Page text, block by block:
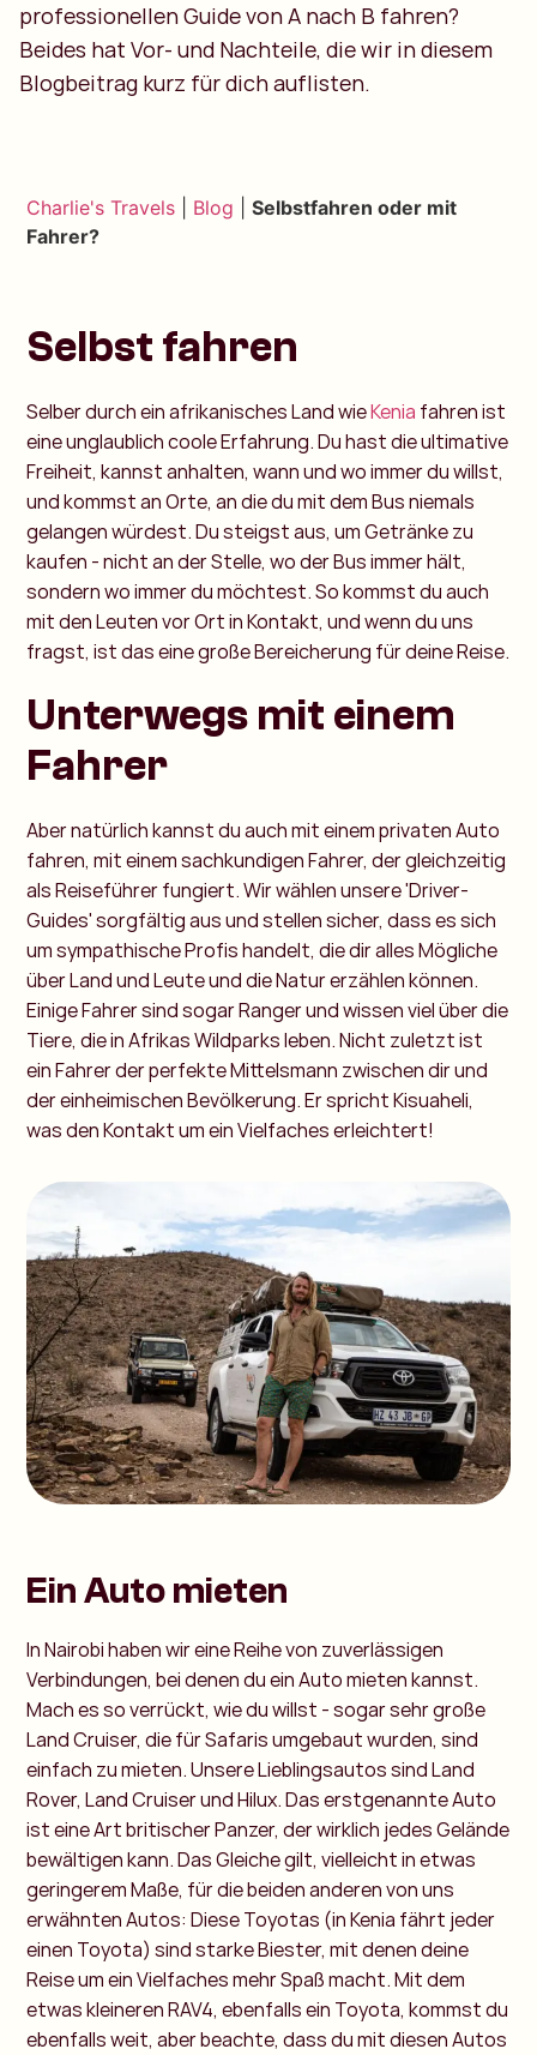
professionellen Guide von A nach B fahren?
Beides hat Vor- und Nachteile, die wir in diesem
Blogbeitrag kurz für dich auflisten.
Charlie's Travels Blog |Selbstfahren oder mit
Fahrer?
Selbst fahren
Selber durch ein afrikanisches Land wieKenia fahren ist
eine unglaublich coole Erfahrung. Du hast die ultimative
Freiheit, kannst anhalten, wann und wo immer du willst,
und kommst an Orte, an die du mit dem Bus niemals
gelangen würdest. Du steigst aus, um Getränke zu
kaufen - nicht an der Stelle, wo der Bus immer hält,
sondern wo immer du möchtest. So kommst du auch
mit den Leuten vor Ort in Kontakt, und wenn du uns
fragst, ist das eine große Bereicherung für deine Reise.
Unterwegs mit einem
Fahrer
Aber natürlich kannst du auch mit einem privaten Auto
fahren, mit einem sachkundigen Fahrer, der gleichzeitig
als Reiseführer fungiert. Wir wählen unsere 'Driver-
Guides' sorgfältig aus und stellen sicher, dass es sich
um sympathische Profis handelt, die dir alles Mögliche
über Land und Leute und die Natur erzählen können.
Einige Fahrer sind sogar Ranger und wissen viel über die
Tiere, die in Afrikas Wildparks leben. Nicht zuletzt ist
ein Fahrer der perfekte Mittelsmann zwischen dir und
der einheimischen Bevölkerung. Er spricht Kisuaheli,
was den Kontakt um ein Vielfaches erleichtert!
Ein Auto mieten
In Nairobi haben wir eine Reihe von zuverlässigen
Verbindungen, bei denen du ein Auto mieten kannst.
Mach es so verrückt, wie du willst - sogar sehr große
Land Cruiser, die für Safaris umgebaut wurden, sind
einfach zu mieten. Unsere Lieblingsautos sind Land
Rover, Land Cruiser und Hilux. Das erstgenannte Auto
ist eine Art britischer Panzer, der wirklich jedes Gelände
bewältigen kann. Das Gleiche gilt, vielleicht in etwas
geringerem Maße, für die beiden anderen von uns
erwähnten Autos: Diese Toyotas (in Kenia fährt jeder
einen Toyota) sind starke Biester, mit denen deine
Reise um ein Vielfaches mehr Spaß macht. Mit dem
etwas kleineren RAV4, ebenfalls ein Toyota, kommst du
ebenfalls weit, aber beachte, dass du mit diesen Autos